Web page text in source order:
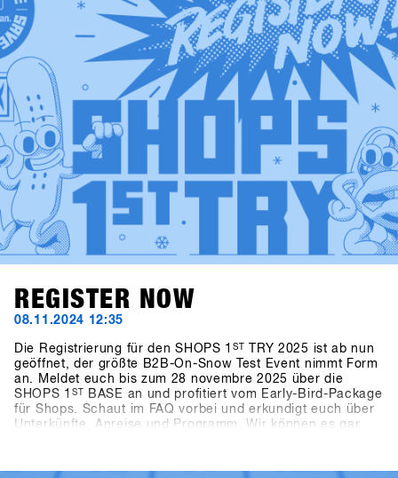
SHOPS 1st BASE to check them out in advance!
REGISTER NOW
08.11.2024 12:35
Die Registrierung für den SHOPS 1ST
TRY 2025 ist ab nun
geöffnet, der größte B2B-On-Snow Test Event nimmt Form
an. Meldet euch bis zum 28 novembre 2025 über die
SHOPS 1 ST
BASE an und profitiert vom Early-Bird-Package
für Shops. Schaut im FAQ vorbei und erkundigt euch über
Unterkünfte, Anreise und Programm. Wir können es gar